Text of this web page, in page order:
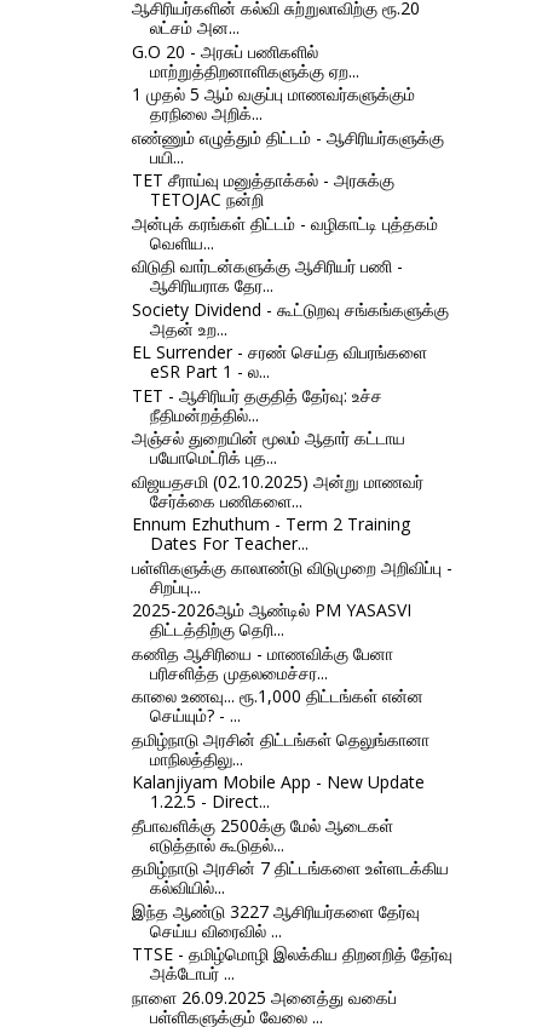
ஆசிரியர்களின் கல்வி சுற்றுலாவிற்கு ரூ.20
லட்சம் அன...
G.O 20 - அரசுப் பணிகளில்
மாற்றுத்திறனாளிகளுக்கு ஏற...
1 முதல் 5 ஆம் வகுப்பு மாணவர்களுக்கும்
தரநிலை அறிக்...
எண்​ணும் எழுத்​தும் திட்​டம் - ஆசிரியர்களுக்கு
பயி...
TET சீராய்வு மனுத்தாக்கல் - அரசுக்கு
TETOJAC நன்றி
அன்புக் கரங்கள் திட்டம் - வழிகாட்டி புத்தகம்
வெளிய...
விடுதி வார்டன்களுக்கு ஆசிரியர் பணி -
ஆசிரியராக தேர...
Society Dividend - கூட்டுறவு சங்கங்களுக்கு
அதன் உற...
EL Surrender - சரண் செய்த விபரங்களை
eSR Part 1 - ல...
TET - ஆசிரியர் தகுதித் தேர்வு: உச்ச
நீதிமன்றத்தில்...
அஞ்சல் துறையின் மூலம் ஆதார் கட்டாய
பயோமெட்ரிக் புத...
விஜயதசமி (02.10.2025) அன்று மாணவர்
சேர்க்கை பணிகளை...
Ennum Ezhuthum - Term 2 Training
Dates For Teacher...
பள்ளிகளுக்கு காலாண்டு விடுமுறை அறிவிப்பு -
சிறப்பு...
2025-2026ஆம் ஆண்டில் PM YASASVI
திட்டத்திற்கு தெரி...
கணித ஆசிரியை - மாணவிக்கு பேனா
பரிசளித்த முதலமைச்சர...
காலை உணவு... ரூ.1,000 திட்டங்கள் என்ன
செய்யும்? - ...
தமிழ்நாடு அரசின் திட்டங்கள் தெலுங்கானா
மாநிலத்திலு...
Kalanjiyam Mobile App - New Update
1.22.5 - Direct...
தீபாவளிக்கு 2500க்கு மேல் ஆடைகள்
எடுத்தால் கூடுதல்...
தமிழ்நாடு அரசின் 7 திட்டங்களை உள்ளடக்கிய
கல்வியில்...
இந்த ஆண்டு 3227 ஆசிரியர்களை தேர்வு
செய்ய விரைவில் ...
TTSE - தமிழ்மொழி இலக்கிய திறனறித் தேர்வு
அக்டோபர் ...
நாளை 26.09.2025 அனைத்து வகைப்
பள்ளிகளுக்கும் வேலை ...